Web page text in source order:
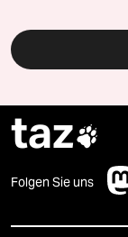
taz
Folgen Sie uns